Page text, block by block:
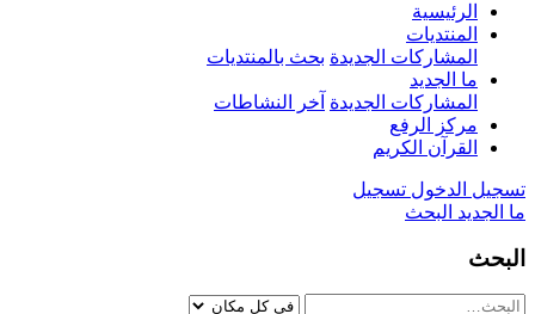
الرئيسية
المنتديات
المشاركات الجديدة بحث بالمنتديات
ما الجديد
المشاركات الجديدة آخر النشاطات
مركز الرفع
القرآن الكريم
تسجيل الدخول تسجيل
ما الجديد البحث
البحث